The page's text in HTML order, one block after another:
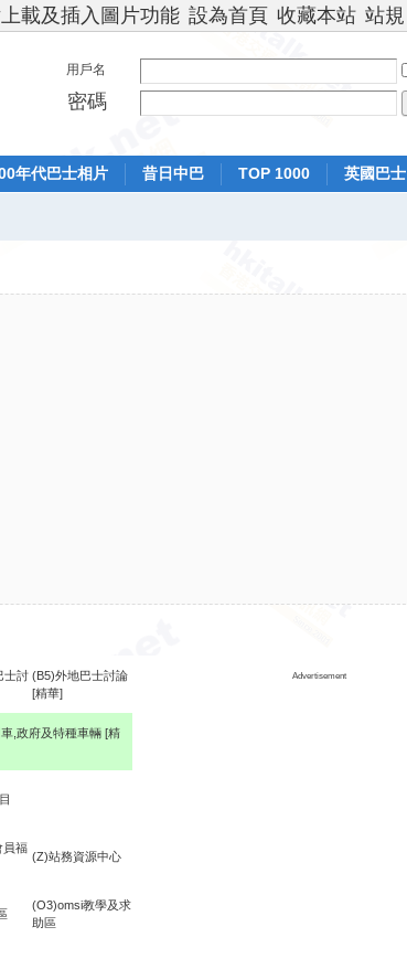
載及插入圖片功能 設為首頁 收藏本站 站規
用戶名
密碼
年代巴士相片 昔日中巴 TOP 1000
英國巴士
士討 (B5)外地巴士討論
[精華]
Advertisement
,政府及特種車輛 [精
員福
(Z)站務資源中心
(O3)omsi教學及求
助區